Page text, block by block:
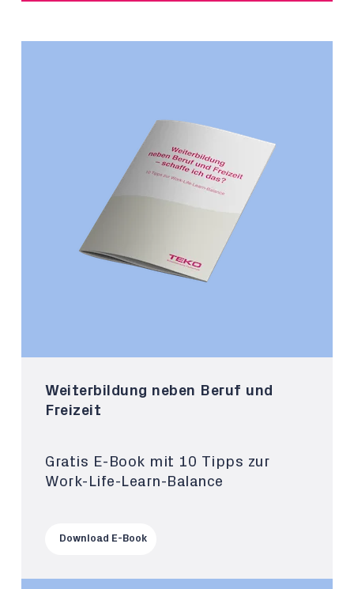
Weiterbildung neben Beruf und
Freizeit
Gratis E-Book mit 10 Tipps zur
Work-Life-Learn-Balance
Download E-Book